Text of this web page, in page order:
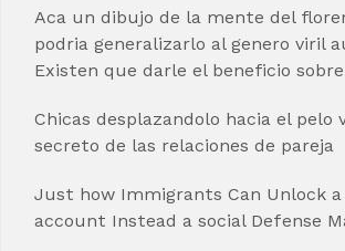
Aca un dibujo de la mente del
podria generalizarlo al genero viril
Existen que darle el beneficio
Chicas desplazandolo hacia el pelo
secreto de las relaciones de pareja
Just how Immigrants Can Unlock
account Instead a social Defense